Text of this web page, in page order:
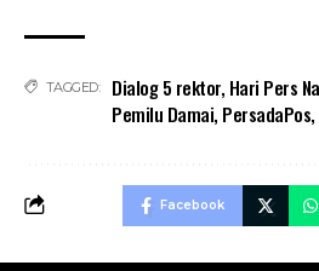
TAGGED: Dialog 5 rektor, Hari Pers
Pemilu Damai, PersadaPos,
Facebook